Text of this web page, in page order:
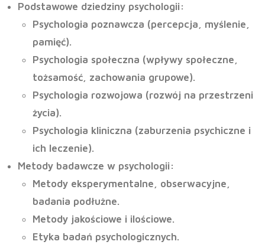
Podstawowe dziedziny psychologii :
Psychologia poznawcza (percepcja, myślenie,
pamięć).
Psychologia społeczna (wpływy społeczne,
tożsamość, zachowania grupowe).
Psychologia rozwojowa (rozwój na przestrzeni
życia).
Psychologia kliniczna (zaburzenia psychiczne i
ich leczenie).
Metody badawcze w psychologii :
Metody eksperymentalne, obserwacyjne,
badania podłużne.
Metody jakościowe i ilościowe.
Etyka badań psychologicznych.